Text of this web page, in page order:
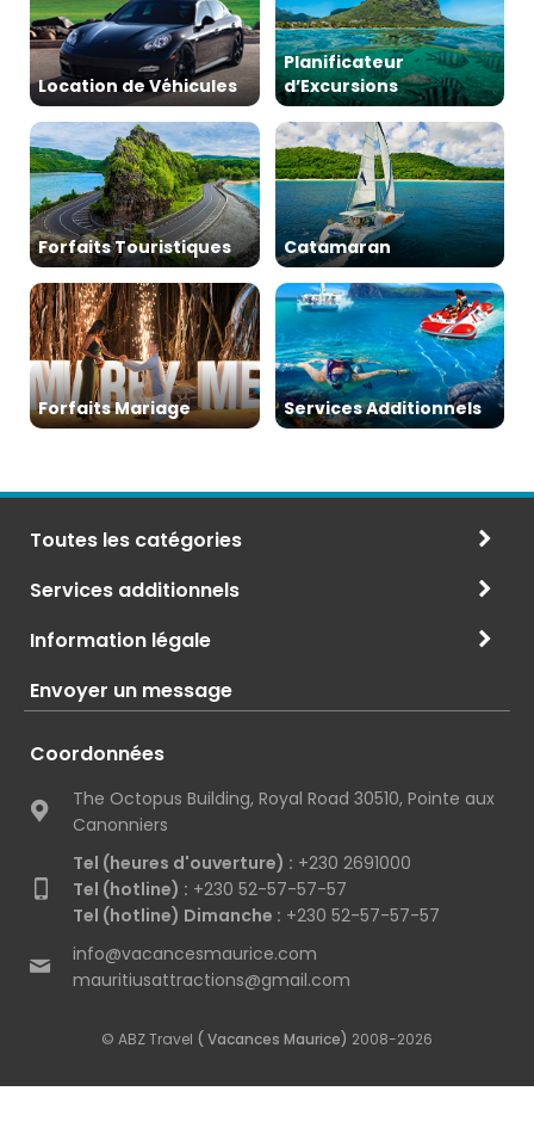
Location de Véhicules
Planificateur
d’Excursions
Forfaits Touristiques Catamaran
Forfaits Mariage Services Additionnels
Toutes les catégories
Services additionnels
Information légale
Envoyer un message
Coordonnées
The Octopus Building, Royal Road 30510, Pointe aux
Canonniers
Tel (heures d'ouverture) : +230 2691000
Tel (hotline) : +230 52-57-57-57
Tel (hotline) Dimanche : +230 52-57-57-57
info@vacancesmaurice.com
mauritiusattractions@gmail.com
© ABZ Travel ( Vacances Maurice) 2008-2026